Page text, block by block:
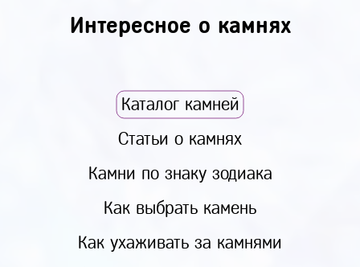
Интересное о камнях
Каталог камней
Статьи о камнях
Камни по знаку зодиака
Как выбрать камень
Как ухаживать за камнями